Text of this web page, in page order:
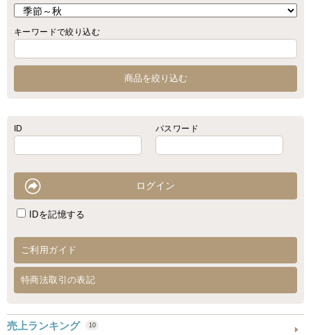
キーワードで絞り込む
ID パスワード
IDを記憶する
ご利用ガイド
特商法取引の表記
売上ランキング 10